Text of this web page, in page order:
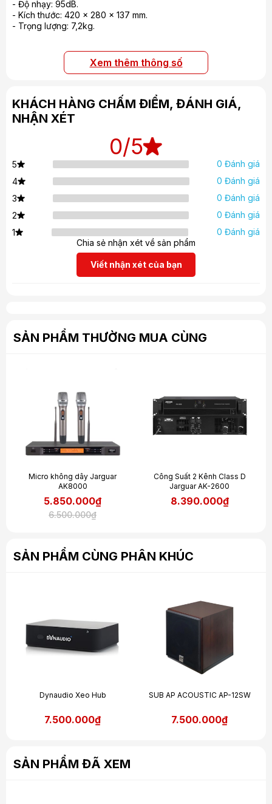
- Độ nhạy: 95dB.
- Kích thước: 420 x 280 x 137 mm.
- Trọng lượng: 7,2kg.
Xem thêm thông số
KHÁCH HÀNG CHẤM ĐIỂM, ĐÁNH GIÁ,
NHẬN XÉT
0/5
5
0 Đánh giá
4
0 Đánh giá
3
0 Đánh giá
2
0 Đánh giá
1
0 Đánh giá
Chia sẻ nhận xét về sản phẩm
Viết nhận xét của bạn
SẢN PHẨM THƯỜNG MUA CÙNG
Micro không dây Jarguar
AK8000
5.850.000₫
6.500.000₫
Công Suất 2 Kênh Class D
Jarguar AK-2600
8.390.000₫
SẢN PHẨM CÙNG PHÂN KHÚC
Dynaudio Xeo Hub
7.500.000₫
SUB AP ACOUSTIC AP-12SW
7.500.000₫
SẢN PHẨM ĐÃ XEM